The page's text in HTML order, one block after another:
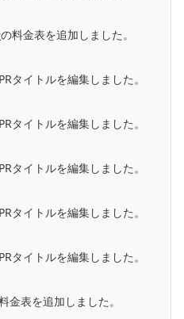
の料金表を追加しました。
タイトルを編集しました。
タイトルを編集しました。
タイトルを編集しました。
タイトルを編集しました。
タイトルを編集しました。
金表を追加しました。